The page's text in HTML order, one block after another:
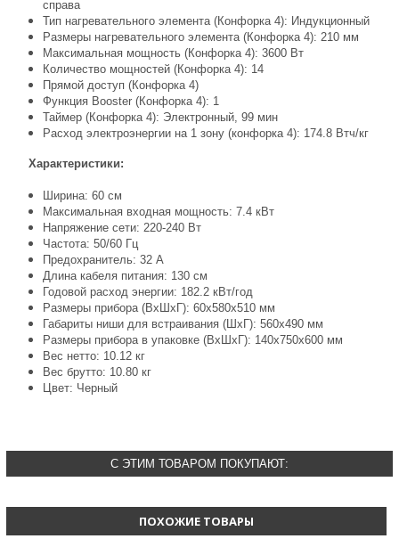
справа
Тип нагревательного элемента (Конфорка 4): Индукционный
Размеры нагревательного элемента (Конфорка 4): 210 мм
Максимальная мощность (Конфорка 4): 3600 Вт
Количество мощностей (Конфорка 4): 14
Прямой доступ (Конфорка 4)
Функция Booster (Конфорка 4): 1
Таймер (Конфорка 4): Электронный, 99 мин
Расход электроэнергии на 1 зону (конфорка 4): 174.8 Втч/кг
Характеристики:
Ширина: 60 см
Максимальная входная мощность: 7.4 кВт
Напряжение сети: 220-240 Вт
Частота: 50/60 Гц
Предохранитель: 32 A
Длина кабеля питания: 130 см
Годовой расход энергии: 182.2 кВт/год
Размеры прибора (ВхШхГ): 60х580x510 мм
Габариты ниши для встраивания (ШхГ): 560х490 мм
Размеры прибора в упаковке (ВxШxГ): 140x750x600 мм
Вес нетто: 10.12 кг
Вес брутто: 10.80 кг
Цвет: Черный
С ЭТИМ ТОВАРОМ ПОКУПАЮТ:
ПОХОЖИЕ ТОВАРЫ